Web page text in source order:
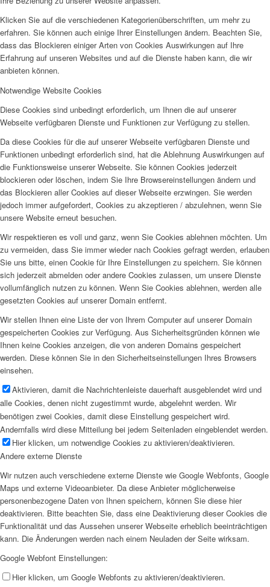
Klicken Sie auf die verschiedenen Kategorienüberschriften, um mehr zu
erfahren. Sie können auch einige Ihrer Einstellungen ändern. Beachten Sie,
dass das Blockieren einiger Arten von Cookies Auswirkungen auf Ihre
Erfahrung auf unseren Websites und auf die Dienste haben kann, die wir
anbieten können.
Notwendige Website Cookies
Diese Cookies sind unbedingt erforderlich, um Ihnen die auf unserer
Webseite verfügbaren Dienste und Funktionen zur Verfügung zu stellen.
Da diese Cookies für die auf unserer Webseite verfügbaren Dienste und
Funktionen unbedingt erforderlich sind, hat die Ablehnung Auswirkungen auf
die Funktionsweise unserer Webseite. Sie können Cookies jederzeit
blockieren oder löschen, indem Sie Ihre Browsereinstellungen ändern und
das Blockieren aller Cookies auf dieser Webseite erzwingen. Sie werden
jedoch immer aufgefordert, Cookies zu akzeptieren / abzulehnen, wenn Sie
unsere Website erneut besuchen.
Wir respektieren es voll und ganz, wenn Sie Cookies ablehnen möchten. Um
zu vermeiden, dass Sie immer wieder nach Cookies gefragt werden, erlauben
Sie uns bitte, einen Cookie für Ihre Einstellungen zu speichern. Sie können
sich jederzeit abmelden oder andere Cookies zulassen, um unsere Dienste
vollumfänglich nutzen zu können. Wenn Sie Cookies ablehnen, werden alle
gesetzten Cookies auf unserer Domain entfernt.
Wir stellen Ihnen eine Liste der von Ihrem Computer auf unserer Domain
gespeicherten Cookies zur Verfügung. Aus Sicherheitsgründen können wie
Ihnen keine Cookies anzeigen, die von anderen Domains gespeichert
werden. Diese können Sie in den Sicherheitseinstellungen Ihres Browsers
einsehen.
Aktivieren, damit die Nachrichtenleiste dauerhaft ausgeblendet wird und
alle Cookies, denen nicht zugestimmt wurde, abgelehnt werden. Wir
benötigen zwei Cookies, damit diese Einstellung gespeichert wird.
Andernfalls wird diese Mitteilung bei jedem Seitenladen eingeblendet werden.
Hier klicken, um notwendige Cookies zu aktivieren/deaktivieren.
Andere externe Dienste
Wir nutzen auch verschiedene externe Dienste wie Google Webfonts, Google
Maps und externe Videoanbieter. Da diese Anbieter möglicherweise
personenbezogene Daten von Ihnen speichern, können Sie diese hier
deaktivieren. Bitte beachten Sie, dass eine Deaktivierung dieser Cookies die
Funktionalität und das Aussehen unserer Webseite erheblich beeinträchtigen
kann. Die Änderungen werden nach einem Neuladen der Seite wirksam.
Google Webfont Einstellungen:
Hier klicken, um Google Webfonts zu aktivieren/deaktivieren.